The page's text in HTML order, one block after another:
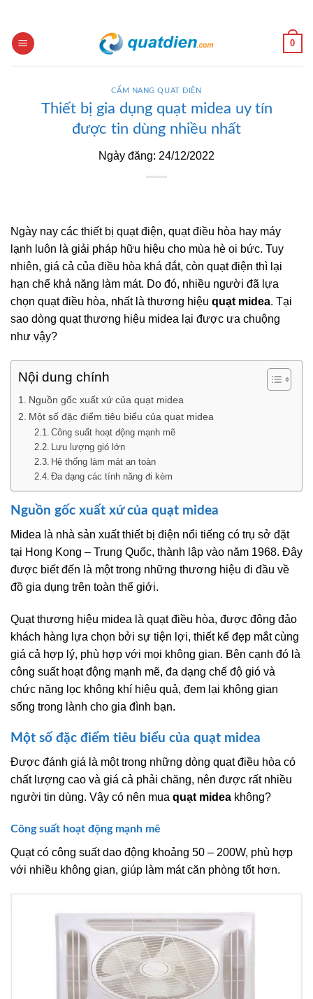
content
0
CẨM NANG QUẠT ĐIỆN
Thiết bị gia dụng quạt midea uy tín
được tin dùng nhiều nhất
Ngày đăng: 24/12/2022
Ngày nay các thiết bị quạt điện, quạt điều hòa hay máy
lạnh luôn là giải pháp hữu hiệu cho mùa hè oi bức. Tuy
nhiên, giá cả của điều hòa khá đắt, còn quạt điện thì lại
hạn chế khả năng làm mát. Do đó, nhiều người đã lựa
chọn quạt điều hòa, nhất là thương hiệu quạt midea. Tại
sao dòng quạt thương hiệu midea lại được ưa chuộng
như vậy?
Nội dung chính
Nguồn gốc xuất xứ của quạt midea
Một số đặc điểm tiêu biểu của quạt midea
Công suất hoạt động mạnh mẽ
Lưu lượng gió lớn
Hệ thống làm mát an toàn
Đa dạng các tính năng đi kèm
Nguồn gốc xuất xứ của quạt midea
Midea là nhà sản xuất thiết bị điện nổi tiếng có trụ sở đặt
tại Hong Kong – Trung Quốc, thành lập vào năm 1968. Đây
được biết đến là một trong những thương hiệu đi đầu về
đồ gia dụng trên toàn thế giới.
Quạt thương hiệu midea là quạt điều hòa, được đông đảo
khách hàng lựa chọn bởi sự tiện lợi, thiết kế đẹp mắt cùng
giá cả hợp lý, phù hợp với mọi không gian. Bên cạnh đó là
công suất hoạt động mạnh mẽ, đa dạng chế độ gió và
chức năng lọc không khí hiệu quả, đem lại không gian
sống trong lành cho gia đình bạn.
Một số đặc điểm tiêu biểu của quạt midea
Được đánh giá là một trong những dòng quạt điều hòa có
chất lượng cao và giá cả phải chăng, nên được rất nhiều
người tin dùng. Vậy có nên mua quạt midea không?
Công suất hoạt động mạnh mẽ
Quạt có công suất dao động khoảng 50 – 200W, phù hợp
với nhiều không gian, giúp làm mát căn phòng tốt hơn.